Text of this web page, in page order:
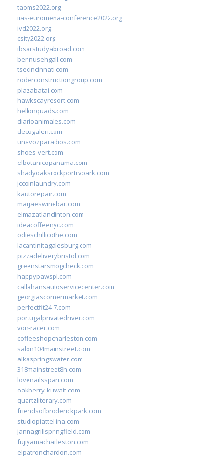
taoms2022.org
iias-euromena-conference2022.org
ivd2022.org
csity2022.org
ibsarstudyabroad.com
bennusehgall.com
tsecincinnati.com
roderconstructiongroup.com
plazabatai.com
hawkscayresort.com
hellonquads.com
diarioanimales.com
decogaleri.com
unavozparadios.com
shoes-vert.com
elbotanicopanama.com
shadyoaksrockportrvpark.com
jccoinlaundry.com
kautorepair.com
marjaeswinebar.com
elmazatlanclinton.com
ideacoffeenyc.com
odieschillicothe.com
lacantinitagalesburg.com
pizzadeliverybristol.com
greenstarsmogcheck.com
happypawspl.com
callahansautoservicecenter.com
georgiascornermarket.com
perfectfit24-7.com
portugalprivatedriver.com
von-racer.com
coffeeshopcharleston.com
salon104mainstreet.com
alkaspringswater.com
318mainstreet8h.com
lovenailsspari.com
oakberry-kuwait.com
quartzliterary.com
friendsofbroderickpark.com
studiopiattellina.com
jannagrillspringfield.com
fujiyamacharleston.com
elpatronchardon.com